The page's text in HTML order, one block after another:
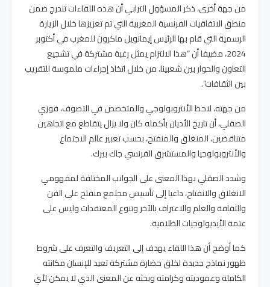
من جهة أخرى، ذكر المسؤول الترابي أن هذه اللقاءات تندرج ضمن
منطق الاتفاقيات الفرنسية المغربية التي تم تعزيزها خلال الزيارة
الرسمية التي قام بها الرئيس إيمانويل ماكرون للمغرب في أكتوبر
2024، مضيفا أن “هذا الالتزام يمثل رغبة مشتركة في تشجيع
التعاون والحوار بين شعبينا، من خلال اتخاذ إجراءات ملموسة للتقريب
بين الثقافات”.
من جهته، لاحظ الأنثروبولوجي والمتخصص في التصوف، فوزي
الصقلي، أن تاريخ الأديان بأكمله كان ولا يزال يتقاطع مع اتجاهين
متناقضين، المنغلق والمنفتح، بحسب تعبير عالم الاجتماع
والأنثروبولوجيا والمستشرق الفرنسي جاك بيرك.
وشدد الصقلي بهذا المعنى على الجوانب المختلفة لمفهومي
الانغلاق والانفتاح، داعيا إلى تأسيس مجتمع منفتح على الفن
والثقافة والعلم والاعتراف بالآخر وتنوع المعتقدات وليس على
عتمة الأيديولوجيات الظلامية.
كما أوضح أن هذا اللقاء يهدف إلى التعريف والتعرف على شروط
ظهور نماذج جديدة لخلق حضارة مشتركة تعيد للإنسان مكانته
الكاملة وعموديته وكرامته وبحثه عن المعنى الذي لا يمكن لأي